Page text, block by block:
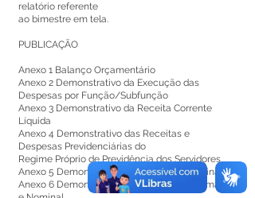
relatório referente
ao bimestre em tela.
PUBLICAÇÃO
Anexo 1 Balanço Orçamentário
Anexo 2 Demonstrativo da Execução das
Despesas por Função/Subfunção
Anexo 3 Demonstrativo da Receita Corrente
Líquida
Anexo 4 Demonstrativo das Receitas e
Despesas Previdenciárias do
Regime Próprio de Previdência dos Servidores
Anexo 5 Demonstrativo do Resultado Nominal
Anexo 6 Demonstrativo dos Resultados Primário